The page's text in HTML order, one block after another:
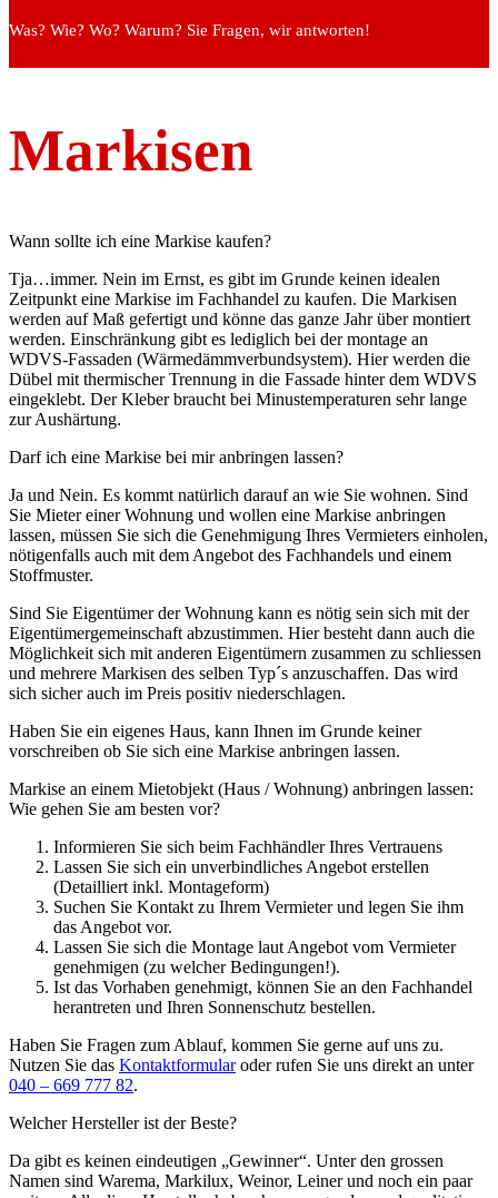
Was? Wie? Wo? Warum? Sie Fragen, wir antworten!
Markisen
Wann sollte ich eine Markise kaufen?
Tja…immer. Nein im Ernst, es gibt im Grunde keinen idealen
Zeitpunkt eine Markise im Fachhandel zu kaufen. Die Markisen
werden auf Maß gefertigt und könne das ganze Jahr über montiert
werden. Einschränkung gibt es lediglich bei der montage an
WDVS-Fassaden (Wärmedämmverbundsystem). Hier werden die
Dübel mit thermischer Trennung in die Fassade hinter dem WDVS
eingeklebt. Der Kleber braucht bei Minustemperaturen sehr lange
zur Aushärtung.
Darf ich eine Markise bei mir anbringen lassen?
Ja und Nein. Es kommt natürlich darauf an wie Sie wohnen. Sind
Sie Mieter einer Wohnung und wollen eine Markise anbringen
lassen, müssen Sie sich die Genehmigung Ihres Vermieters einholen,
nötigenfalls auch mit dem Angebot des Fachhandels und einem
Stoffmuster.
Sind Sie Eigentümer der Wohnung kann es nötig sein sich mit der
Eigentümergemeinschaft abzustimmen. Hier besteht dann auch die
Möglichkeit sich mit anderen Eigentümern zusammen zu schliessen
und mehrere Markisen des selben Typ´s anzuschaffen. Das wird
sich sicher auch im Preis positiv niederschlagen.
Haben Sie ein eigenes Haus, kann Ihnen im Grunde keiner
vorschreiben ob Sie sich eine Markise anbringen lassen.
Markise an einem Mietobjekt (Haus / Wohnung) anbringen lassen:
Wie gehen Sie am besten vor?
Informieren Sie sich beim Fachhändler Ihres Vertrauens
Lassen Sie sich ein unverbindliches Angebot erstellen
(Detailliert inkl. Montageform)
Suchen Sie Kontakt zu Ihrem Vermieter und legen Sie ihm
das Angebot vor.
Lassen Sie sich die Montage laut Angebot vom Vermieter
genehmigen (zu welcher Bedingungen!).
Ist das Vorhaben genehmigt, können Sie an den Fachhandel
herantreten und Ihren Sonnenschutz bestellen.
Haben Sie Fragen zum Ablauf, kommen Sie gerne auf uns zu.
Nutzen Sie das Kontaktformularoder rufen Sie uns direkt an unter
040 – 669 777 82.
Welcher Hersteller ist der Beste?
Da gibt es keinen eindeutigen „Gewinner“. Unter den grossen
Namen sind Warema, Markilux, Weinor, Leiner und noch ein paar